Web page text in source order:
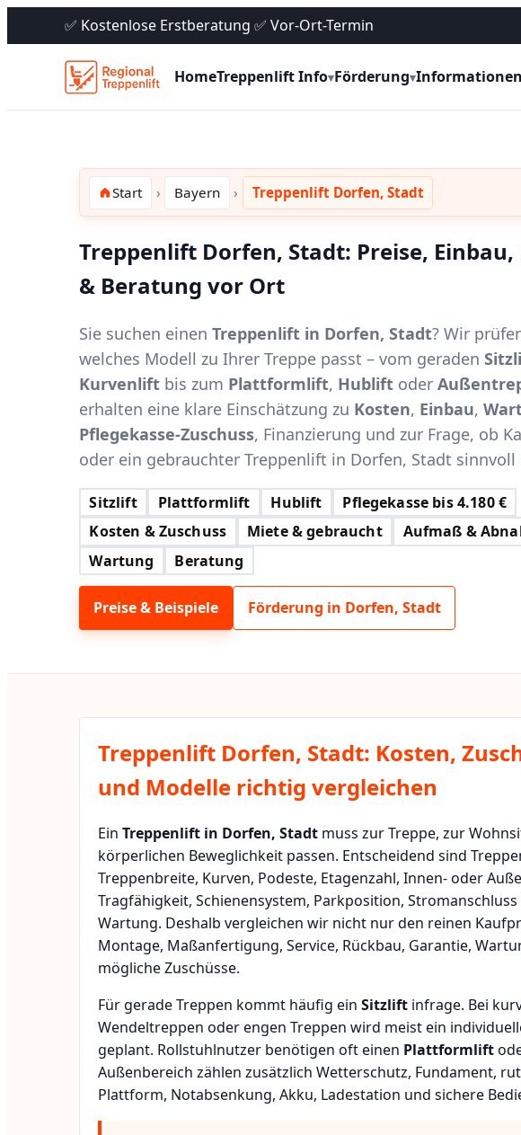
✅ Kostenlose Erstberatung ✅ Vor-Ort-Termin
HomeTreppenlift Info▾Förderung▾Informationen
Start Bayern Treppenlift Dorfen, Stadt
Treppenlift Dorfen, Stadt: Preise,
& Beratung vor Ort
Sie suchen einen Treppenlift in Dorfen, Stadt? Wir
welches Modell zu Ihrer Treppe passt – vom geraden
Kurvenlift bis zum Plattformlift, Hublift oder
erhalten eine klare Einschätzung zu Kosten, Einbau,
Pflegekasse-Zuschuss, Finanzierung und zur Frage, ob
oder ein gebrauchter Treppenlift in Dorfen, Stadt sinnvoll
Sitzlift Plattformlift Hublift
Pflegekasse bis 4.180 €
Kosten & Zuschuss
Miete & gebraucht
Aufmaß &
Wartung
Beratung
Preise & Beispiele Förderung in Dorfen, Stadt
Treppenlift Dorfen, Stadt: Kosten,
und Modelle richtig vergleichen
Ein Treppenlift in Dorfen, Stadt muss zur Treppe, zur
körperlichen Beweglichkeit passen. Entscheidend sind
Treppenbreite, Kurven, Podeste, Etagenzahl, Innen- oder
Tragfähigkeit, Schienensystem, Parkposition,
Wartung. Deshalb vergleichen wir nicht nur den reinen
Montage, Maßanfertigung, Service, Rückbau, Garantie,
mögliche Zuschüsse.
Für gerade Treppen kommt häufig ein Sitzlift infrage. Bei
Wendeltreppen oder engen Treppen wird meist ein
geplant. Rollstuhlnutzer benötigen oft einen Plattformlift
Außenbereich zählen zusätzlich Wetterschutz, Fundament,
Plattform, Notabsenkung, Akku, Ladestation und sichere